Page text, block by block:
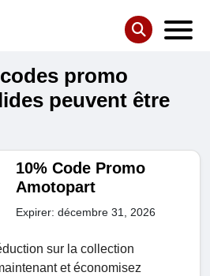
promo
peuvent être
10% Code Promo
Amotopart
Expirer: décembre 31, 2026
sur la collection
et économisez